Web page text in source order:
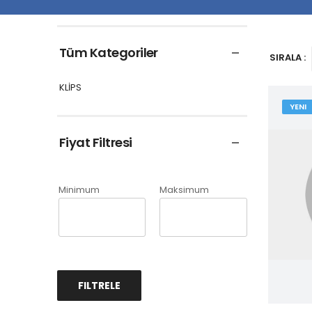
Tüm Kategoriler
KLİPS
Fiyat Filtresi
Minimum Maksimum
FILTRELE
SIRALA :
YENI